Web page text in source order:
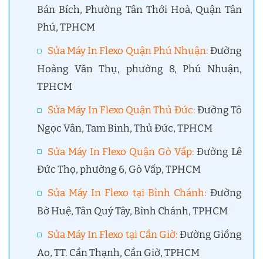
Bán Bích, Phường Tân Thới Hoà, Quận Tân
Phú, TPHCM
Sửa Máy In Flexo Quận Phú Nhuận:Đường
Hoàng Văn Thụ, phường 8, Phú Nhuận,
TPHCM
Sửa Máy In Flexo Quận Thủ Đức:Đường Tô
Ngọc Vân, Tam Binh, Thủ Đức, TPHCM
Sửa Máy In Flexo Quận Gò Vấp: Đường Lê
Đức Thọ, phường 6, Gò Vấp, TPHCM
Sửa Máy In Flexo tại Bình Chánh: Đường
Bờ Huệ, Tân Quý Tây, Bình Chánh, TPHCM
Sửa Máy In Flexo tại Cần Giờ:Đường Giồng
Ao, TT. Cần Thạnh, Cần Giờ, TPHCM